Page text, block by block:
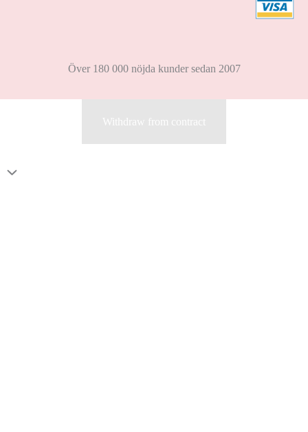
Över 180 000 nöjda kunder sedan 2007
Withdraw from contract